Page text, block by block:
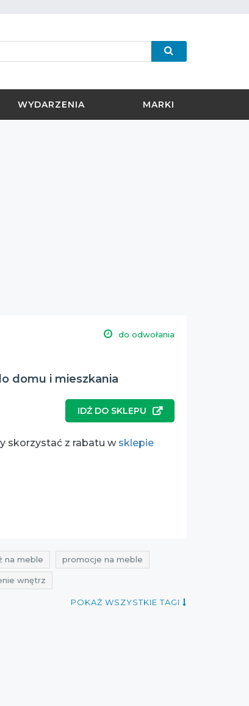
WYDARZENIA MARKI
do odwołania
domu i mieszkania
IDŹ DO SKLEPU
skorzystać z rabatu w sklepie
na meble promocje na meble
wnętrz
rabaty czerwiec zniżki czerwiec
POKAŻ WSZYSTKIE TAGI